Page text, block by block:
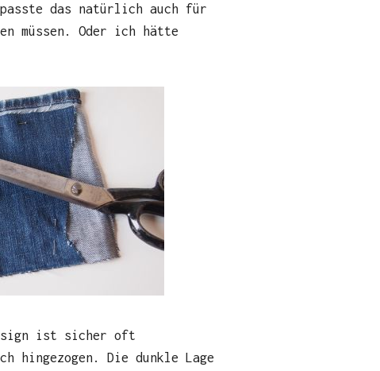
das natürlich auch für
müssen. Oder ich hätte
ist sicher oft
hingezogen. Die dunkle Lage